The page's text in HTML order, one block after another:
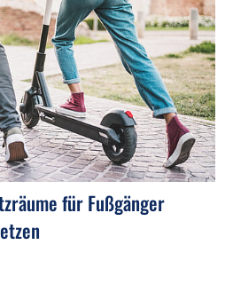
für Fußgänger